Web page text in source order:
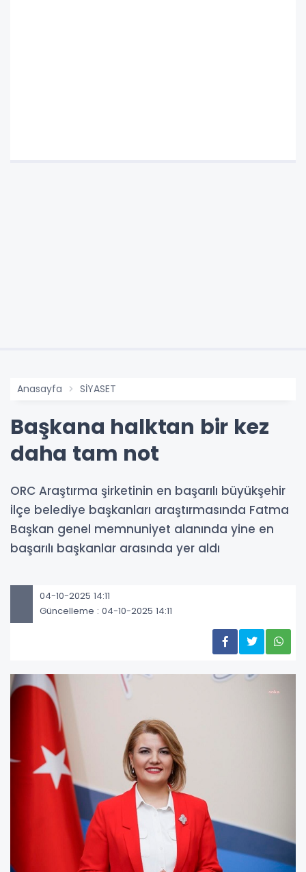
Anasayfa SİYASET
Başkana halktan bir kez
daha tam not
ORC Araştırma şirketinin en başarılı büyükşehir
ilçe belediye başkanları araştırmasında Fatma
Başkan genel memnuniyet alanında yine en
başarılı başkanlar arasında yer aldı
04-10-2025 14:11
Güncelleme : 04-10-2025 14:11